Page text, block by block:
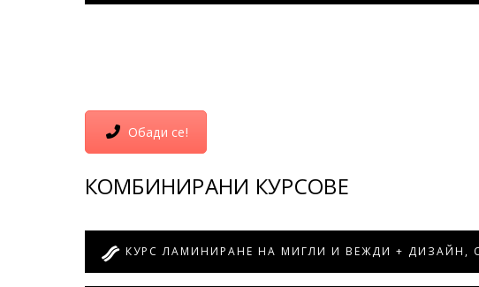
Обади се!
КОМБИНИРАНИ КУРСОВЕ
КУРС ЛАМИНИРАНЕ НА МИГЛИ И ВЕЖДИ +